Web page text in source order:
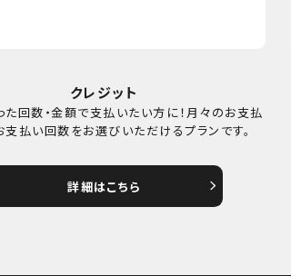
クレジット
た回数・金額で支払いたい方に！月々のお支払
支払い回数をお選びいただけるプランです。
詳細はこちら